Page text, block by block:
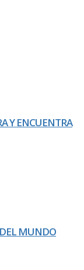
Y ENCUENTRA
MUNDO